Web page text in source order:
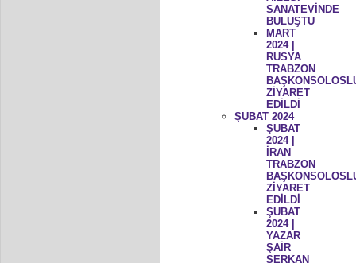
SANATEVİNDE
BULUŞTU
MART
2024 |
RUSYA
TRABZON
ZİYARET
EDİLDİ
ŞUBAT 2024
ŞUBAT
2024 |
İRAN
TRABZON
ZİYARET
EDİLDİ
ŞUBAT
2024 |
YAZAR
ŞAİR
SERKAN